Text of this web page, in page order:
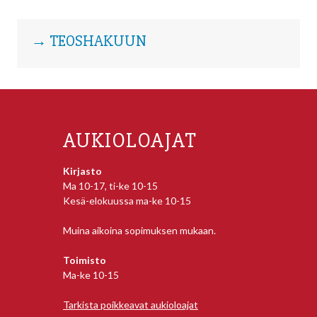
→ TEOSHAKUUN
AUKIOLOAJAT
Kirjasto
Ma 10-17, ti-ke 10-15
Kesä-elokuussa ma-ke 10-15
Muina aikoina sopimuksen mukaan.
Toimisto
Ma-ke 10-15
Tarkista poikkeavat aukioloajat